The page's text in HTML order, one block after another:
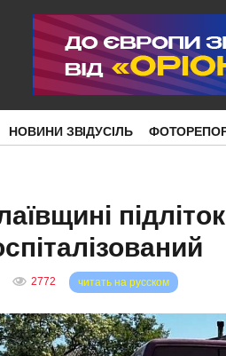
НОВИНИ ЗВІДУСІЛЬ
2772 читать на русском